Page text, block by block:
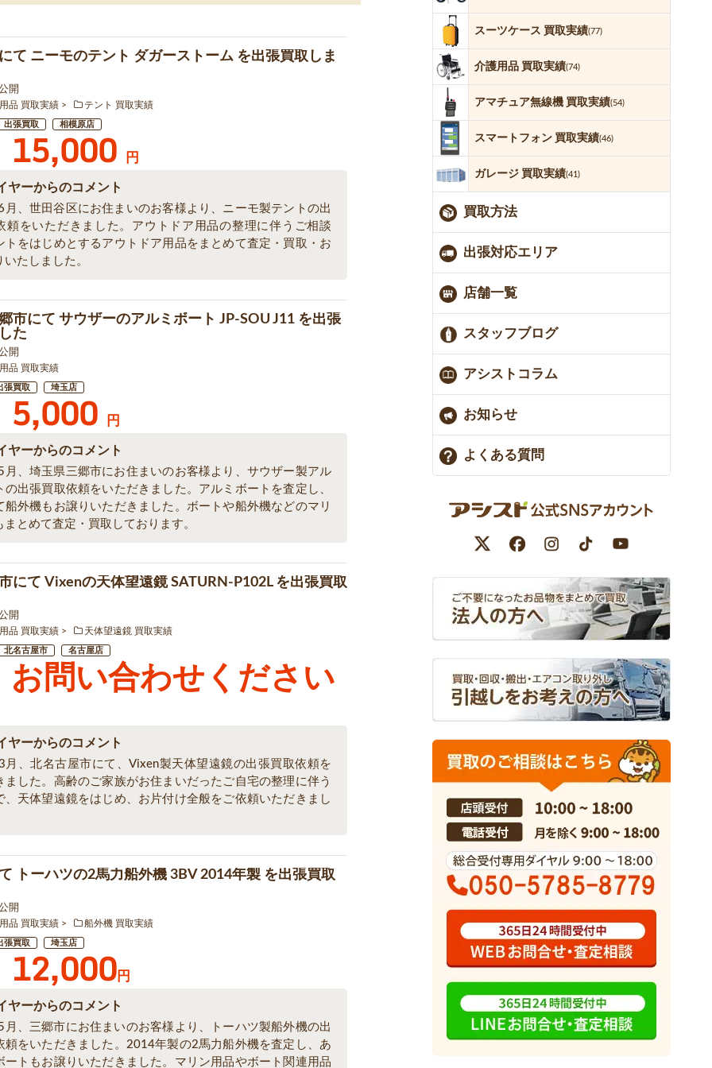
て ニーモのテント ダガーストーム を出張買取しま
開
品 買取実績 テント 買取実績
出張買取 相模原店
15,000 円
ヤーからのコメント
月、世田谷区にお住まいのお客様より、ニーモ製テントの出
頼をいただきました。アウトドア用品の整理に伴うご相談
トをはじめとするアウトドア用品をまとめて査定・買取・お
たしました。
市にて サウザーのアルミボート JP-SOU J11 を出張
た
開
品 買取実績
張買取 埼玉店
5,000 円
ヤーからのコメント
月、埼玉県三郷市にお住まいのお客様より、サウザー製アル
の出張買取依頼をいただきました。アルミボートを査定し、
船外機もお譲りいただきました。ボートや船外機などのマリ
まとめて査定・買取しております。
にて Vixenの天体望遠鏡 SATURN-P102L を出張買取
開
品 買取実績 天体望遠鏡 買取実績
北名古屋市 名古屋店
お問い合わせください
ヤーからのコメント
月、北名古屋市にて、Vixen製天体望遠鏡の出張買取依頼を
ました。高齢のご家族がお住まいだったご自宅の整理に伴う
、天体望遠鏡をはじめ、お片付け全般をご依頼いただきまし
トーハツの2馬力船外機 3BV 2014年製 を出張買取
開
品 買取実績 船外機 買取実績
張買取 埼玉店
12,000円
ヤーからのコメント
月、三郷市にお住まいのお客様より、トーハツ製船外機の出
頼をいただきました。2014年製の2馬力船外機を査定し、あ
ートもお譲りいただきました。マリン用品やボート関連用品
スーツケース 買取実績(77)
介護用品 買取実績(74)
アマチュア無線機 買取実績(54)
スマートフォン 買取実績(46)
ガレージ 買取実績(41)
買取方法
出張対応エリア
店舗一覧
スタッフブログ
アシストコラム
お知らせ
よくある質問